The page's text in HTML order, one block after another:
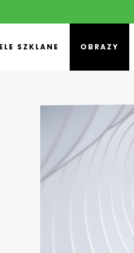
SZKLANE OBRAZY